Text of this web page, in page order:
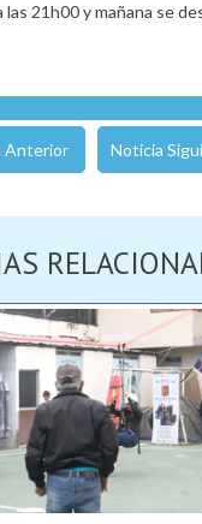
las 21h00 y mañana se
Anterior Noticia